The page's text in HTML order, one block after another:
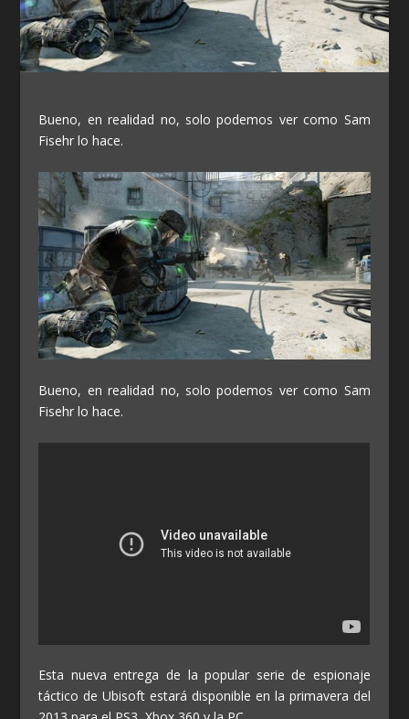
Bueno, en realidad no, solo podemos ver como Sam
Fisehr lo hace.
Bueno, en realidad no, solo podemos ver como Sam
Fisehr lo hace.
Esta nueva entrega de la popular serie de espionaje
táctico de Ubisoft estará disponible en la primavera del